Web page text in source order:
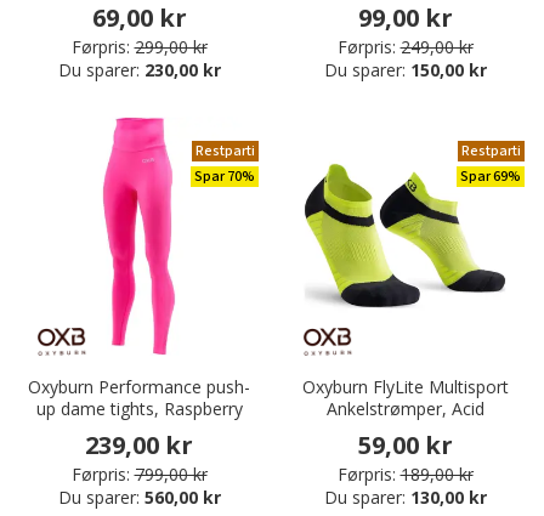
69,00 kr
Førpris: 299,00 kr
Du sparer: 230,00 kr
99,00 kr
Førpris: 249,00 kr
Du sparer: 150,00 kr
Restparti
Spar 70%
Oxyburn Performance push-
up dame tights, Raspberry
239,00 kr
Førpris: 799,00 kr
Du sparer: 560,00 kr
Restparti
Spar 69%
Oxyburn FlyLite Multisport
Ankelstrømper, Acid
59,00 kr
Førpris: 189,00 kr
Du sparer: 130,00 kr